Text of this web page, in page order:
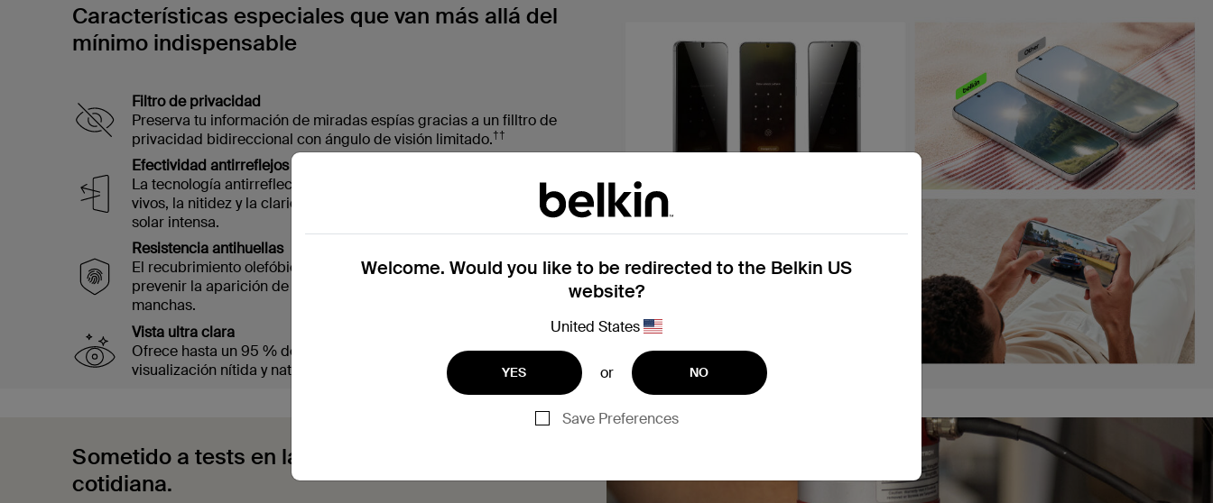
Características especiales que van más allá del
mínimo indispensable
Filtro de privacidad
Preserva tu información de miradas espías gracias a un filltro de
privacidad bidireccional con ángulo de visión limitado.††
Efectividad antirreflejos
La tecnología antirreflectante de alto rendimiento preserva los colores
vivos, la nitidez y la claridad de la imagen, incluso en entornos con luz
solar intensa.
Resistencia antihuellas
El recubrimiento olefóbico ayuda a mantener la pantalla más limpia al
prevenir la aparición de marcas de huellas dactilares y otros tipos de
manchas.
Vista ultra clara
Ofrece hasta un 95 % de claridad óptica para una experiencia de
visualización nítida y natural.
Sometido a tests en laboratorios. Listo para la vida
cotidiana.
Welcome. Would you like to be redirected to the Belkin US
website?
United States
YES or NO
Save Preferences